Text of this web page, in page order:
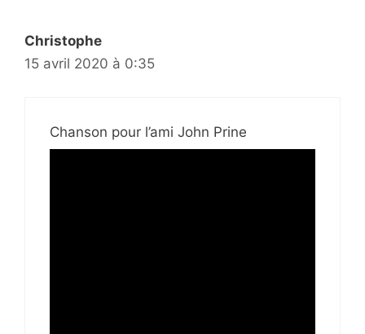
Christophe
15 avril 2020 à 0:35
Chanson pour l’ami John Prine